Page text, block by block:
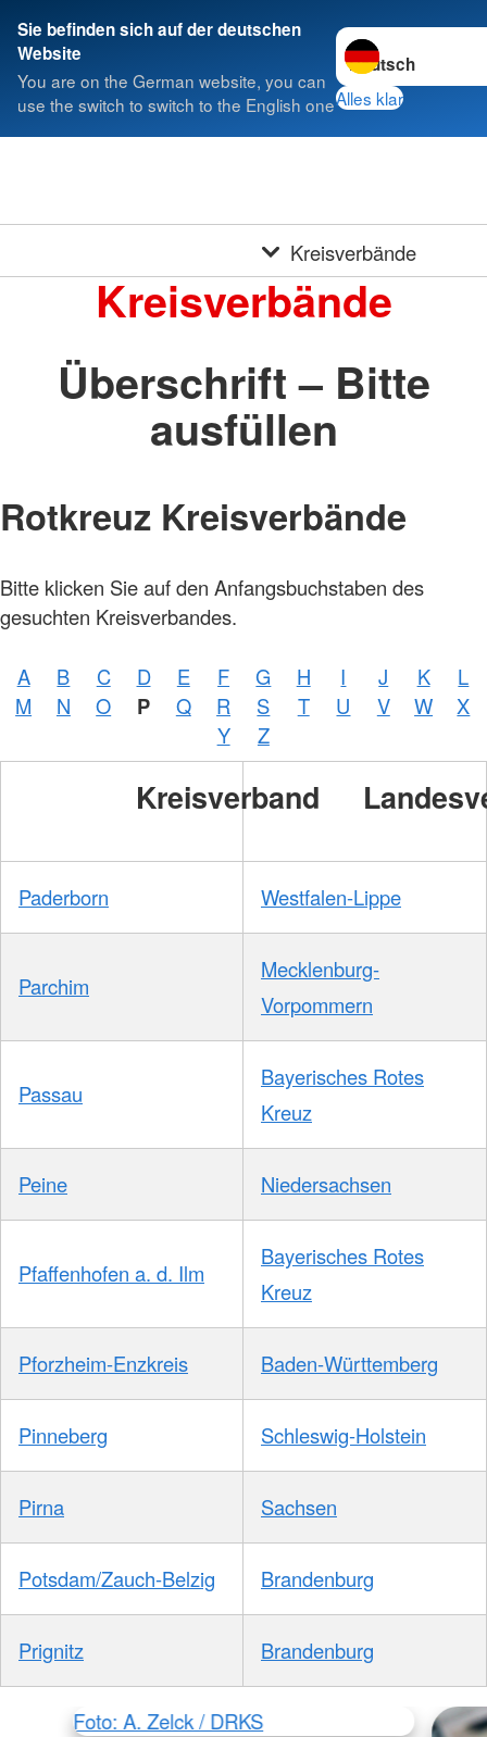
Sie befinden sich auf der deutschen
Website
You are on the German website, you can
use the switch to switch to the English one
Sprache wechseln
Alles klar
Kreisverbände
Kreisverbände
Überschrift – Bitte
ausfüllen
Rotkreuz Kreisverbände
Bitte klicken Sie auf den Anfangsbuchstaben des
gesuchten Kreisverbandes.
A B C D E F G H I J K
L
M
N O P Q R S T U V W
X
Y
Z
Kreisverband
Paderborn Westfalen-Lippe
Parchim
Mecklenburg-
Vorpommern
Passau
Bayerisches Rotes
Kreuz
Peine Niedersachsen
Pfaffenhofen a. d. Ilm
Bayerisches Rotes
Kreuz
Pforzheim-Enzkreis Baden-Württemberg
Pinneberg Schleswig-Holstein
Pirna Sachsen
Potsdam/Zauch-Belzig Brandenburg
Prignitz Brandenburg
Foto: A. Zelck / DRKS